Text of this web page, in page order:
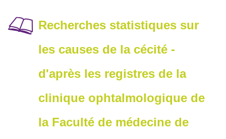
Recherches statistiques sur
les causes de la cécité -
d'après les registres de la
clinique ophtalmologique de
la Faculté de médecine de